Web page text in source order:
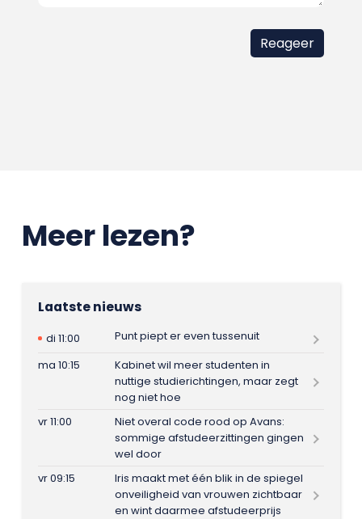
Meer lezen?
Laatste nieuws
di 11:00
Punt piept er even tussenuit
ma 10:15
Kabinet wil meer studenten in
nuttige studierichtingen, maar zegt
nog niet hoe
vr 11:00
Niet overal code rood op Avans:
sommige afstudeerzittingen gingen
wel door
vr 09:15
Iris maakt met één blik in de spiegel
onveiligheid van vrouwen zichtbaar
en wint daarmee afstudeerprijs